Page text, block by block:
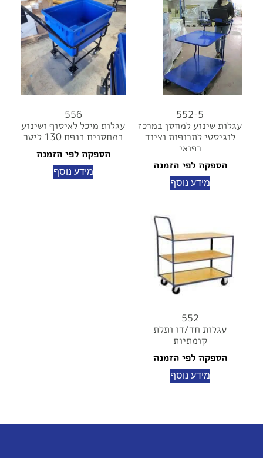
552-5
עגלות שינוע למחסן במרכז
לוגיסטי לתרופות וציוד
רפואי
הספקה לפי הזמנה
מידע נוסף
556
עגלות מיכל לאיסוף ושינוע
במחסנים בנפח 130 ליטר
הספקה לפי הזמנה
מידע נוסף
552
עגלות חד/דו ותלת
קומתיות
הספקה לפי הזמנה
מידע נוסף